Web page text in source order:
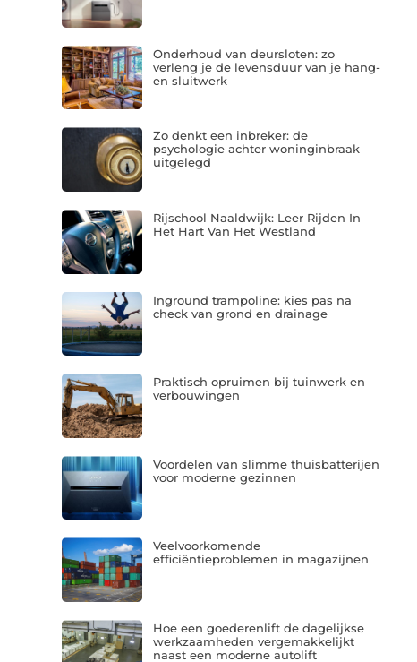
Onderhoud van deursloten: zo
verleng je de levensduur van je hang-
en sluitwerk
Zo denkt een inbreker: de
psychologie achter woninginbraak
uitgelegd
Rijschool Naaldwijk: Leer Rijden In
Het Hart Van Het Westland
Inground trampoline: kies pas na
check van grond en drainage
Praktisch opruimen bij tuinwerk en
verbouwingen
Voordelen van slimme thuisbatterijen
voor moderne gezinnen
Veelvoorkomende
efficiëntieproblemen in magazijnen
Hoe een goederenlift de dagelijkse
werkzaamheden vergemakkelijkt
naast een moderne autolift